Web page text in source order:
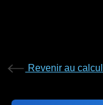
Revenir au